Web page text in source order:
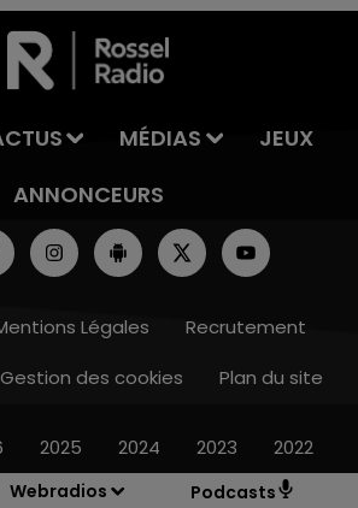
Webradios Podcasts
MÉDIAS
JEUX
ANNONCEURS
Légales
Recrutement
Gestion des cookies Plan du site
2025 2024 2023 2022